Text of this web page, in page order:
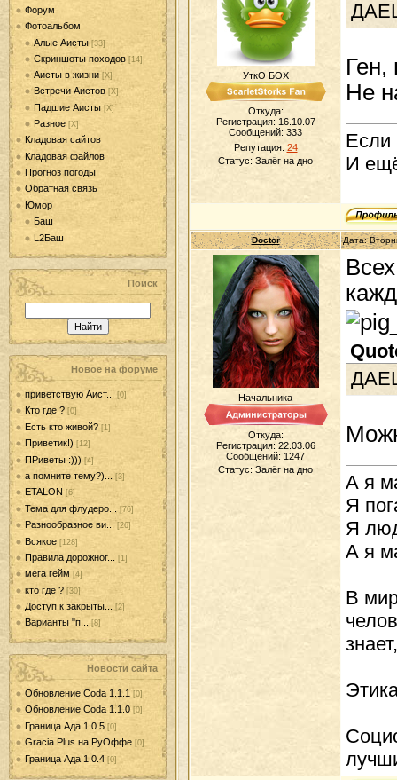
Форум
Фотоальбом
Алые Аисты [33]
Скриншоты походов [14]
Аисты в жизни [Х]
Встречи Аистов [Х]
Падшие Аисты [Х]
Разное [Х]
Кладовая сайтов
Кладовая файлов
Прогноз погоды
Обратная связь
Юмор
Баш
L2Баш
Поиск
Новое на форуме
приветствую Аист... [0]
Кто где ? [0]
Есть кто живой? [1]
Приветик!) [12]
ПРиветы :))) [4]
а помните тему?)... [3]
ETALON [6]
Тема для флудеро... [76]
Разнообразное ви... [26]
Всякое [128]
Правила дорожног... [1]
мега гейм [4]
кто где ? [30]
Доступ к закрыты... [2]
Варианты "п... [8]
Новости сайта
Обновление Coda 1.1.1 [0]
Обновление Coda 1.1.0 [0]
Граница Ада 1.0.5 [0]
Gracia Plus на РуОффе [0]
Граница Ада 1.0.4 [0]
УткО БОХ
Откуда:
Регистрация: 16.10.07
Сообщений: 333
Репутация: 24
Статус: Залёг на дно
Ген,
Не
Если
И
Doctor Дата:
Начальника
Откуда:
Регистрация: 22.03.06
Сообщений: 1247
Статус: Залёг на дно
А я
Я
Я
А я
В